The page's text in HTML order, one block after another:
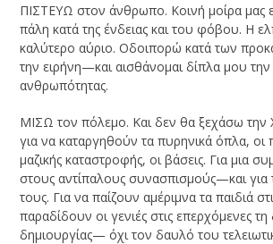
ΠΙΣΤΕΥΩ στον άνθρωπο. Κοινή μοίρα μας
πάλη κατά της ένδειας και του φόβου. Η
καλύτερο αύριο. Οδοιπορώ κατά των
την ειρήνη—και αισθάνομαι δίπλα μου
ανθρωπότητας.
ΜΙΣΩ τον πόλεμο. Και δεν θα ξεχάσω την
για να καταργηθούν τα πυρηνικά όπλα, οι
μαζικής καταστροφής, οι βάσεις. Για μια
στους αντίπαλους συνασπισμούς—και για
τους. Για να παίζουν αμέριμνα τα παιδιά
παραδίδουν οι γενιές στις επερχόμενες
δημιουργίας— όχι τον δαυλό του